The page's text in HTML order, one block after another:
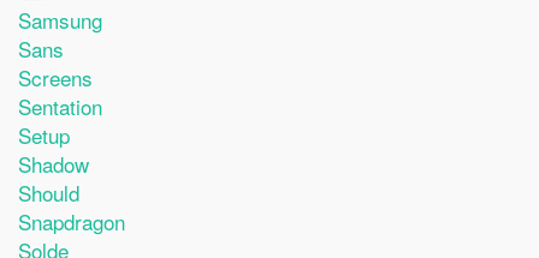
Samsung
Sans
Screens
Sentation
Setup
Shadow
Should
Snapdragon
Solde